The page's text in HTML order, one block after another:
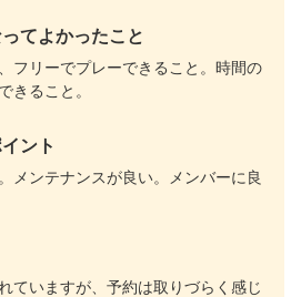
てよかったこと
フリーでプレーできること。時間の
きること。
ント
メンテナンスが良い。メンバーに良
ていますが、予約は取りづらく感じ